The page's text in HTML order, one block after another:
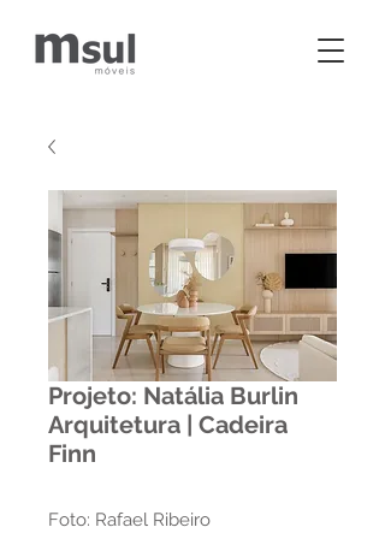
Projeto: Natália Burlin
Arquitetura | Cadeira
Finn
Foto: Rafael Ribeiro